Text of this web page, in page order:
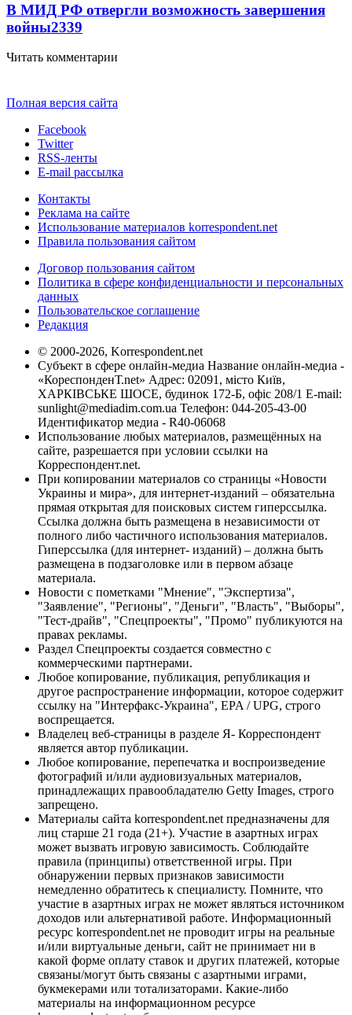
В МИД РФ отвергли возможность завершения
войны2339
Читать комментарии
Полная версия сайта
Facebook
Twitter
RSS-ленты
E-mail рассылка
Контакты
Реклама на сайте
Использование материалов korrespondent.net
Правила пользования сайтом
Договор пользования сайтом
Политика в сфере конфиденциальности и персональных
данных
Пользовательское соглашение
Редакция
© 2000-2026, Korrespondent.net
Субъект в сфере онлайн-медиа Название онлайн-медиа -
«КореспонденТ.net» Адрес: 02091, місто Київ,
ХАРКІВСЬКЕ ШОСЕ, будинок 172-Б, офіс 208/1 E-mail:
sunlight@mediadim.com.ua Телефон: 044-205-43-00
Идентификатор медиа - R40-06068
Использование любых материалов, размещённых на
сайте, разрешается при условии ссылки на
Корреспондент.net.
При копировании материалов со страницы «Новости
Украины и мира», для интернет-изданий – обязательна
прямая открытая для поисковых систем гиперссылка.
Ссылка должна быть размещена в независимости от
полного либо частичного использования материалов.
Гиперссылка (для интернет- изданий) – должна быть
размещена в подзаголовке или в первом абзаце
материала.
Новости с пометками "Мнение", "Экспертиза",
"Заявление", "Регионы", "Деньги", "Власть", "Выборы",
"Тест-драйв", "Спецпроекты", "Промо" публикуются на
правах рекламы.
Раздел Спецпроекты создается совместно с
коммерческими партнерами.
Любое копирование, публикация, републикация и
другое распространение информации, которое содержит
ссылку на "Интерфакс-Украина", EPA / UPG, строго
воспрещается.
Владелец веб-страницы в разделе Я- Корреспондент
является автор публикации.
Любое копирование, перепечатка и воспроизведение
фотографий и/или аудиовизуальных материалов,
принадлежащих правообладателю Getty Images, строго
запрещено.
Материалы сайта korrespondent.net предназначены для
лиц старше 21 года (21+). Участие в азартных играх
может вызвать игровую зависимость. Соблюдайте
правила (принципы) ответственной игры. При
обнаружении первых признаков зависимости
немедленно обратитесь к специалисту. Помните, что
участие в азартных играх не может являться источником
доходов или альтернативой работе. Информационный
ресурс korrespondent.net не проводит игры на реальные
и/или виртуальные деньги, сайт не принимает ни в
какой форме оплату ставок и других платежей, которые
связаны/могут быть связаны с азартными играми,
букмекерами или тотализаторами. Какие-либо
материалы на информационном ресурсе